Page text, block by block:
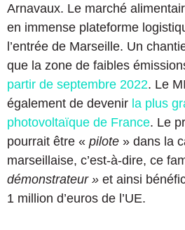
Arnavaux. Le marché
en immense plateforme
l’entrée de Marseille. Un
que la zone de faibles
partir de septembre 2022. Le
également de devenir la plus
photovoltaïque de France. Le
pourrait être « pilote » dans la
marseillaise, c’est-à-dire, ce
démonstrateur » et ainsi
1 million d’euros de l’UE.